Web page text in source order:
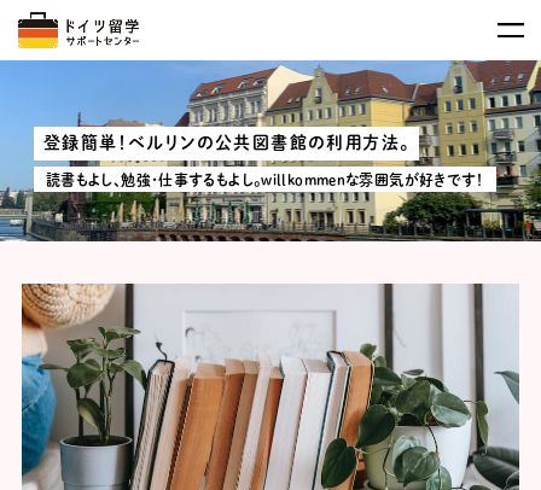
登録簡単！ベルリンの公共図書館の利用方法。
読書もよし、勉強・仕事するもよし。willkommenな雰囲気が好きです！